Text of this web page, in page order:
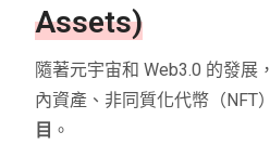
Assets)
隨著元宇宙和 Web3.0 的發展
內資產、非同質化代幣（NFT
目 。